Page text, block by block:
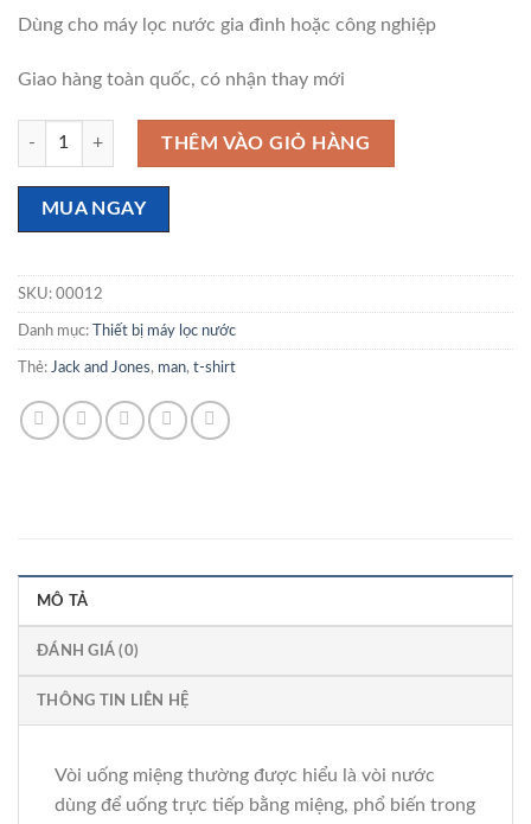
là:
₫ 450,000.
tại
₫ 420,000.
Dùng cho máy lọc nước gia đình hoặc công nghiệp
Giao hàng toàn quốc, có nhận thay mới
Vòi uống miệng số lượng
THÊM VÀO GIỎ HÀNG
MUA NGAY
SKU: 00012
Danh mục: Thiết bị máy lọc nước
Thẻ: Jack and Jones, man, t-shirt
MÔ TẢ
ĐÁNH GIÁ (0)
THÔNG TIN LIÊN HỆ
Vòi uống miệng thường được hiểu là vòi nước
dùng để uống trực tiếp bằng miệng, phổ biến trong